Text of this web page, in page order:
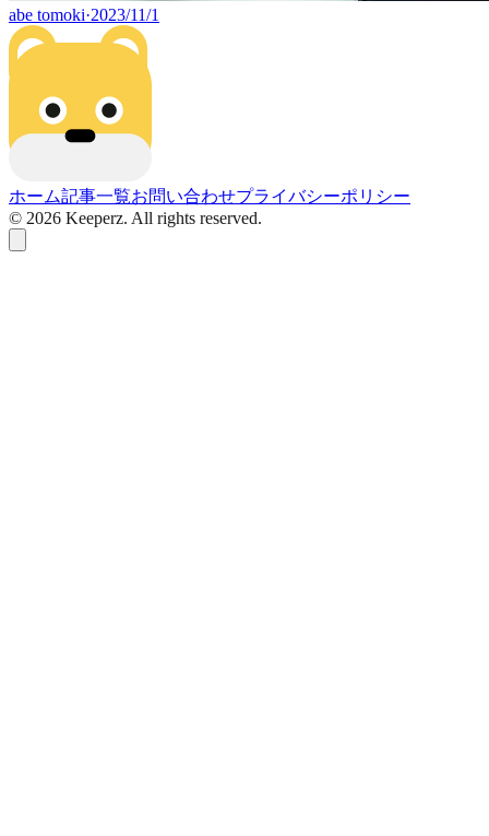
abe tomoki·2023/11/1
ホーム記事一覧お問い合わせプライバシーポリシー
© 2026 Keeperz. All rights reserved.